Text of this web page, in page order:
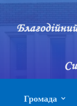
Громада